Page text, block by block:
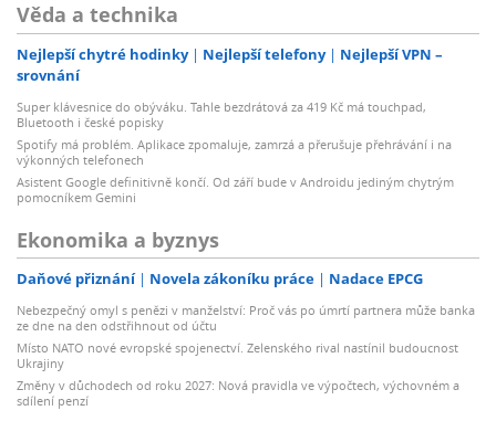
Věda a technika
Nejlepší chytré hodinky Nejlepší telefony
Nejlepší VPN –
srovnání
Super klávesnice do obýváku. Tahle bezdrátová za 419 Kč má touchpad,
Bluetooth i české popisky
Spotify má problém. Aplikace zpomaluje, zamrzá a přerušuje přehrávání i na
výkonných telefonech
Asistent Google definitivně končí. Od září bude v Androidu jediným chytrým
pomocníkem Gemini
Ekonomika a byznys
Daňové přiznání Novela zákoníku práce Nadace EPCG
Nebezpečný omyl s penězi v manželství: Proč vás po úmrtí partnera může banka
ze dne na den odstřihnout od účtu
Místo NATO nové evropské spojenectví. Zelenského rival nastínil budoucnost
Ukrajiny
Změny v důchodech od roku 2027: Nová pravidla ve výpočtech, výchovném a
sdílení penzí